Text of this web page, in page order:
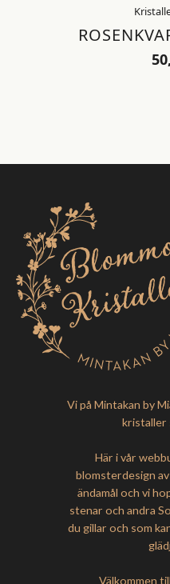
Vi på Mintakan by
kristaller
Här i vår
blomsterdesign
ändamål och vi
stenar och andra
du gillar och som
Välkommen